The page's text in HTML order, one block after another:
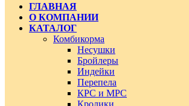
ГЛАВНАЯ
О КОМПАНИИ
КАТАЛОГ
Комбикорма
Несушки
Бройлеры
Индейки
Перепела
КРС и МРС
Кролики